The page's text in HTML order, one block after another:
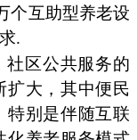
个互助型养老设
.
社区公共服务的
扩大，其中便民
特别是伴随互联